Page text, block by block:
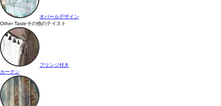
オパールデザイン
Other Tasteその他のテイスト
フリンジ付き
カーテン